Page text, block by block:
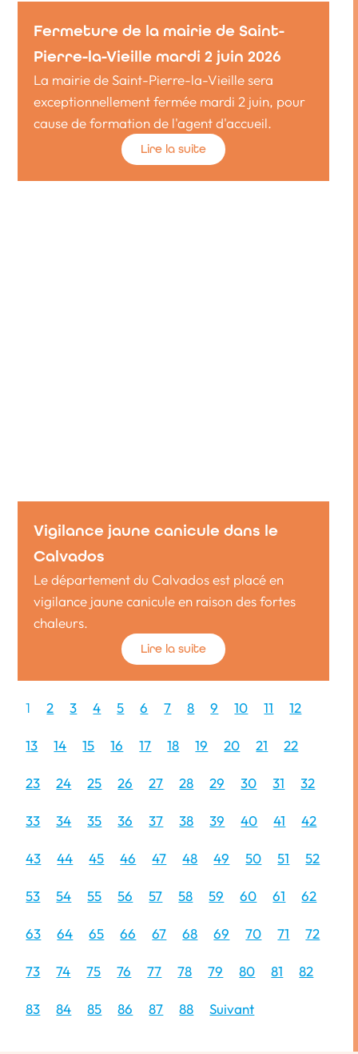
Fermeture de la mairie de Saint-
Pierre-la-Vieille mardi 2 juin 2026
La mairie de Saint-Pierre-la-Vieille sera
exceptionnellement fermée mardi 2 juin, pour
cause de formation de l'agent d'accueil.
Lire la suite
Vigilance jaune canicule dans le
Calvados
Le département du Calvados est placé en
vigilance jaune canicule en raison des fortes
chaleurs.
Lire la suite
1 2 3 4 5 6 7 8 9 10 11 12
13 14 15 16 17 18 19 20 21 22
23 24 25 26 27 28 29 30 31 32
33 34 35 36 37 38 39 40 41 42
43 44 45 46 47 48 49 50 51 52
53 54 55 56 57 58 59 60 61 62
63 64 65 66 67 68 69 70 71 72
73 74 75 76 77 78 79 80 81 82
83 84 85 86 87 88 Suivant